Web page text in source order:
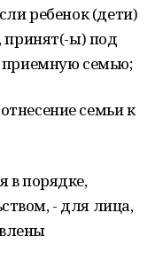
ребенок (дети)
принят(-ы) под
приемную семью;
семьи к
в порядке,
- для лица,